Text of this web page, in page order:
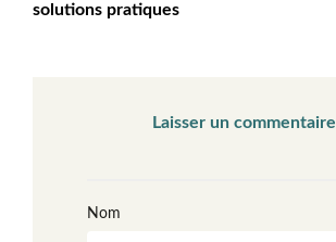
solutions pratiques
Laisser un commentaire
Nom